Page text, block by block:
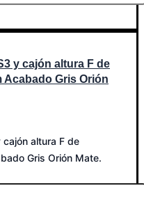
y cajón altura F de
Acabado Gris Orión
altura F de
Gris Orión Mate.